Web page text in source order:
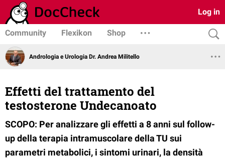
Log in
Community Flexikon Shop
Andrologia e Urologia Dr. Andrea Militello
Effetti del trattamento del
testosterone Undecanoato
SCOPO: Per analizzare gli effetti a 8 anni sul follow-
up della terapia intramuscolare della TU sui
parametri metabolici, i sintomi urinari, la densità